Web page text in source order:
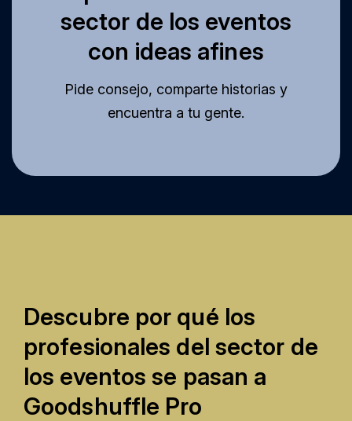
sector de los eventos
con ideas afines
Pide consejo, comparte historias y
encuentra a tu gente.
Descubre por qué los
profesionales del sector de
los eventos se pasan a
Goodshuffle Pro